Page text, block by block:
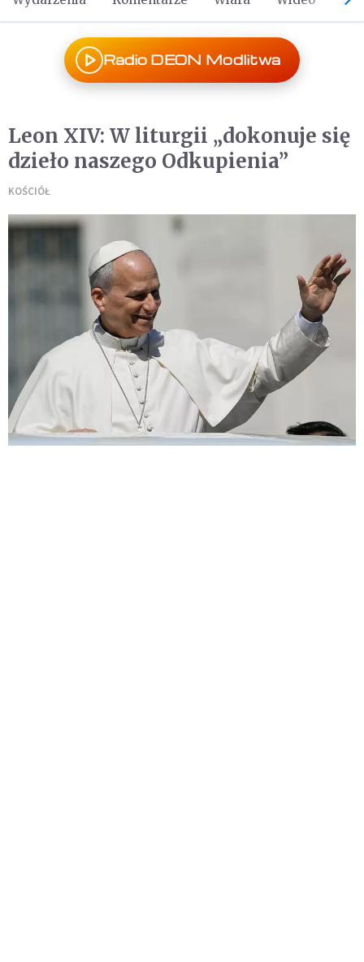
Radio DEON Modlitwa
Leon XIV: W liturgii „dokonuje się
dzieło naszego Odkupienia”
KOŚCIÓŁ